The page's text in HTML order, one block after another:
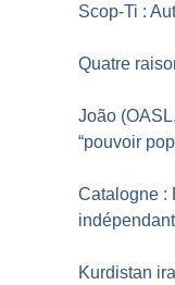
Scop-Ti :
Quatre
João
“pouvoir
Catalogne :
Kurdistan